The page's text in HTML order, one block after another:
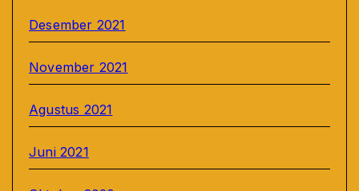
Desember 2021
November 2021
Agustus 2021
Juni 2021